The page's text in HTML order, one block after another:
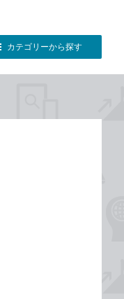
カテゴリーから探す